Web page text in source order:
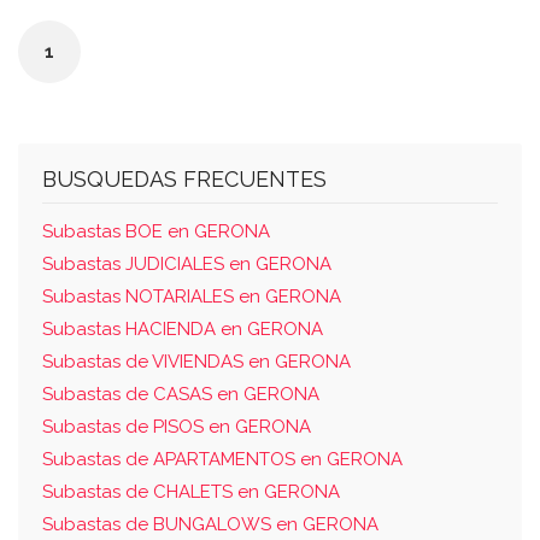
ciento.
1
BUSQUEDAS FRECUENTES
Subastas BOE en GERONA
Subastas JUDICIALES en GERONA
Subastas NOTARIALES en GERONA
Subastas HACIENDA en GERONA
Subastas de VIVIENDAS en GERONA
Subastas de CASAS en GERONA
Subastas de PISOS en GERONA
Subastas de APARTAMENTOS en GERONA
Subastas de CHALETS en GERONA
Subastas de BUNGALOWS en GERONA